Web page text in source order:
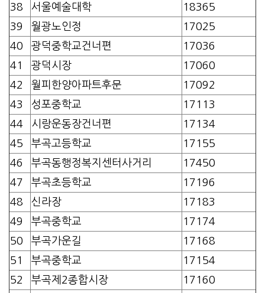
38
서울예술대학
18365
39
월광노인정
17025
40
광덕중학교건너편
17036
41
광덕시장
17060
42
월피한양아파트후문
17092
43
성포중학교
17113
44
시랑운동장건너편
17134
45
부곡고등학교
17155
46
부곡동행정복지센터사거리
17450
47
부곡초등학교
17196
48
신라장
17183
49
부곡중학교
17174
50
부곡가운길
17168
51
부곡중학교
17154
52
부곡제2종합시장
17160